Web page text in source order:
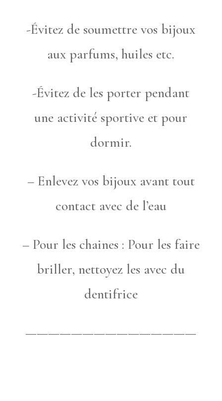
-Évitez de soumettre vos bijoux
aux parfums, huiles etc.
-Évitez de les porter pendant
une activité sportive et pour
dormir.
– Enlevez vos bijoux avant tout
contact avec de l’eau
– Pour les chaines : Pour les faire
briller, nettoyez les avec du
dentifrice
———————————————